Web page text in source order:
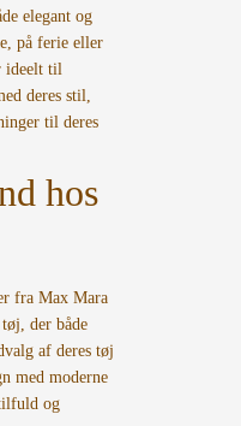
elegant og
på ferie eller
ideelt til
deres stil,
til deres
hos
fra Max Mara
der både
af deres tøj
med moderne
og